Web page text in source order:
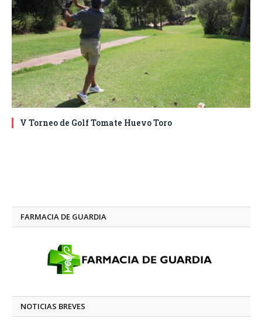
V Torneo de Golf Tomate Huevo Toro
FARMACIA DE GUARDIA
NOTICIAS BREVES